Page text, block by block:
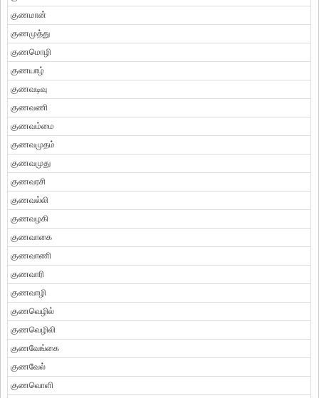
குணமான்
குணமுத்து
குணமொழி
குணயாழ்
குணவடிவு
குணவணி
குணவம்மை
குணவமுதம்
குணவமுது
குணவரசி
குணவல்லி
குணவழகி
குணவாகை
குணவாணி
குணவாரி
குணவாழி
குணவெழில்
குணவெழிலி
குணவேங்கை
குணவேல்
குணவொளி